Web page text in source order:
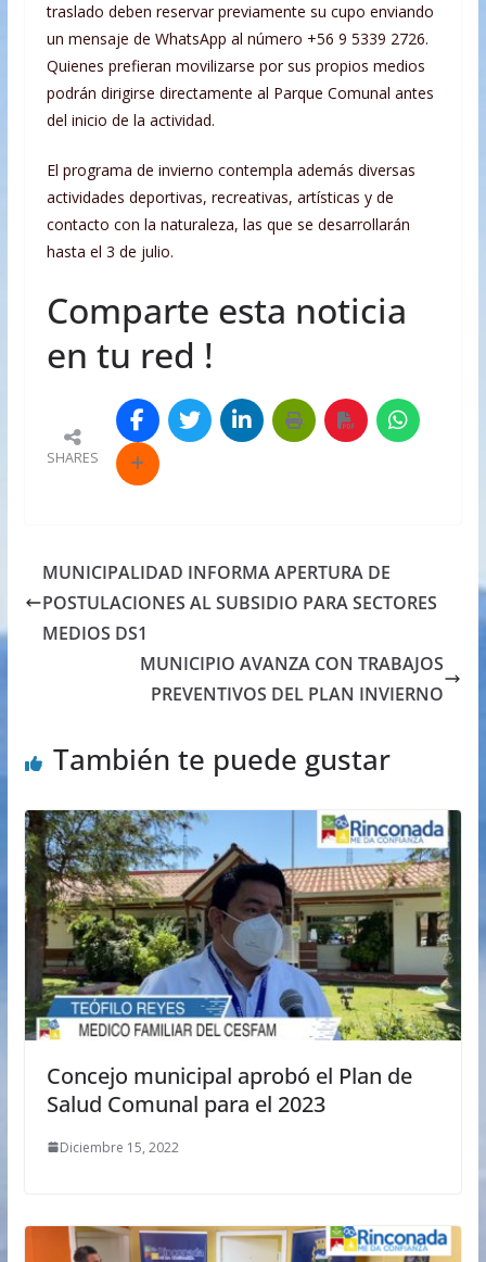
traslado deben reservar previamente su cupo enviando
un mensaje de WhatsApp al número +56 9 5339 2726.
Quienes prefieran movilizarse por sus propios medios
podrán dirigirse directamente al Parque Comunal antes
del inicio de la actividad.
El programa de invierno contempla además diversas
actividades deportivas, recreativas, artísticas y de
contacto con la naturaleza, las que se desarrollarán
hasta el 3 de julio.
Comparte esta noticia
en tu red !
SHARES
MUNICIPALIDAD INFORMA APERTURA DE
POSTULACIONES AL SUBSIDIO PARA SECTORES
MEDIOS DS1
MUNICIPIO AVANZA CON TRABAJOS
PREVENTIVOS DEL PLAN INVIERNO
También te puede gustar
Concejo municipal aprobó el Plan de
Salud Comunal para el 2023
Diciembre 15, 2022